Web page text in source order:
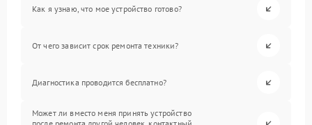
Как я узнаю, что мое устройство готово?
От чего зависит срок ремонта техники?
Диагностика проводится бесплатно?
Может ли вместо меня принять устройство